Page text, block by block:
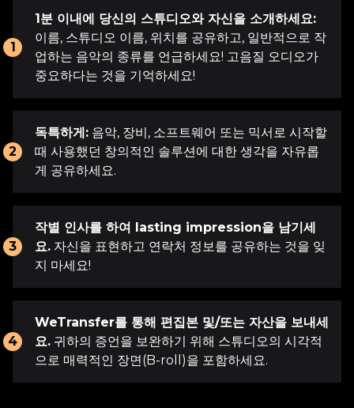
1
1분 이내에 당신의 스튜디오와 자신을 소개하세요:
이름, 스튜디오 이름, 위치를 공유하고, 일반적으로 작
업하는 음악의 종류를 언급하세요! 고음질 오디오가
중요하다는 것을 기억하세요!
2
독특하게: 음악, 장비, 소프트웨어 또는 믹서로 시작할
때 사용했던 창의적인 솔루션에 대한 생각을 자유롭
게 공유하세요.
3
작별 인사를 하여 lasting impression을 남기세
요. 자신을 표현하고 연락처 정보를 공유하는 것을 잊
지 마세요!
4
WeTransfer를 통해 편집본 및/또는 자산을 보내세
요. 귀하의 증언을 보완하기 위해 스튜디오의 시각적
으로 매력적인 장면(B-roll)을 포함하세요.